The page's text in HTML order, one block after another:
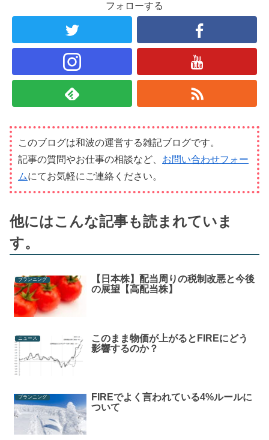
フォローする
このブログは和波の運営する雑記ブログです。
記事の質問やお仕事の相談など、 お問い合わせフォー
ムにてお気軽にご連絡ください。
他にはこんな記事も読まれていま
す。
プランニング
【日本株】配当周りの税制改悪と今後
の展望【高配当株】
ニュース
このまま物価が上がるとFIREにどう
影響するのか？
プランニング
FIREでよく言われている4%ルールに
ついて